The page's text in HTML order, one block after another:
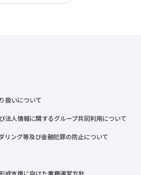
扱いについて
法人情報に関するグループ共同利用について
リング等及び金融犯罪の防止について
成支援に向けた業務運営方針